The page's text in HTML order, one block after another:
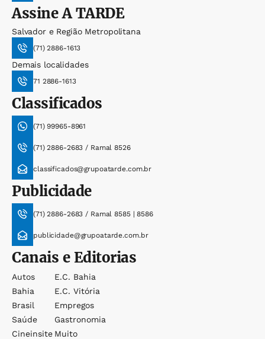
AssineA TARDE
Salvador e Região Metropolitana
(71) 2886-1613
Demais localidades
71 2886-1613
Classificados
(71) 99965-8961
(71) 2886-2683 / Ramal 8526
classificados@grupoatarde.com.br
Publicidade
(71) 2886-2683 / Ramal 8585 | 8586
publicidade@grupoatarde.com.br
Canais e Editorias
Autos
Bahia
Brasil
Saúde
Cineinsite
E.c. Bahia
E.c. Vitória
Empregos
Gastronomia
Muito